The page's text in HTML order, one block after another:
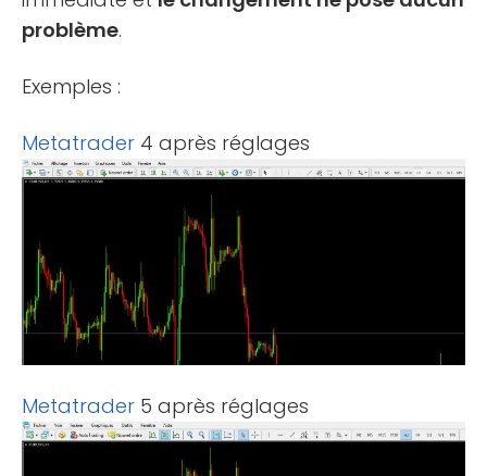
problème.
Exemples :
Metatrader 4 après réglages
Metatrader 5 après réglages